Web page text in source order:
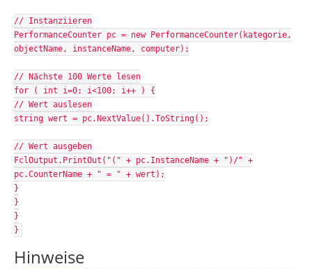
// Instanziieren
PerformanceCounter pc = new PerformanceCounter(kategorie,
objectName, instanceName, computer);
// Nächste 100 Werte lesen
for ( int i=0; i<100; i++ ) {
// Wert auslesen
string wert = pc.NextValue().ToString();
// Wert ausgeben
FclOutput.PrintOut("(" + pc.InstanceName + ")/" +
pc.CounterName + " = " + wert);
}
}
}
}
Hinweise